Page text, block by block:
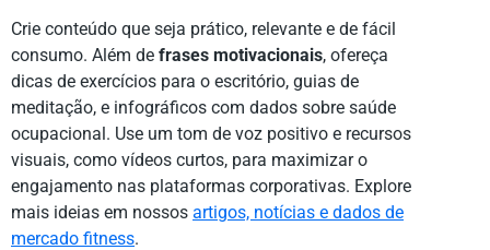
Crie conteúdo que seja prático, relevante e de fácil
consumo. Além de frases motivacionais, ofereça
dicas de exercícios para o escritório, guias de
meditação, e infográficos com dados sobre saúde
ocupacional. Use um tom de voz positivo e recursos
visuais, como vídeos curtos, para maximizar o
engajamento nas plataformas corporativas. Explore
mais ideias em nossos artigos, notícias e dados de
mercado fitness.